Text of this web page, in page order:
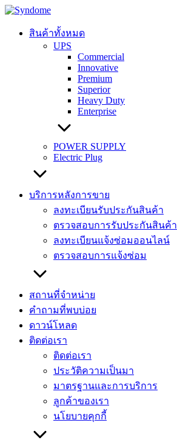
Skip
contentสินค้าทั้งหมด
UPS
Commercial
Innovative
Premium
Superior
Heavy Duty
Enterprise
POWER SUPPLY
Electric Plug
บริการหลังการขาย
ลงทะเบียนรับประกันสินค้า
ตรวจสอบการรับประกันสินค้า
ลงทะเบียนแจ้งซ่อมออนไลน์
ตรวจสอบการแจ้งซ่อม
สถานที่จำหน่าย
คำถามที่พบบ่อย
ดาวน์โหลด
ติดต่อเรา
ติดต่อเรา
ประวัติความเป็นมา
มาตรฐานและการบริการ
ลูกค้าของเรา
นโยบายคุกกี้